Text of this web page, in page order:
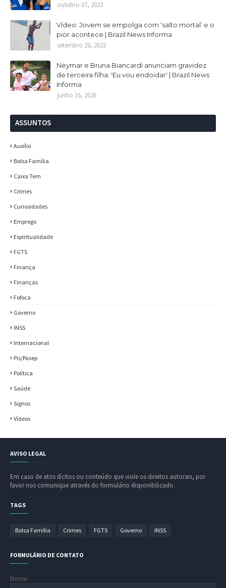
outubro 07, 2022
Vídeo: Jovem se empolga com ‘salto mortal’ e o
pior acontece | Brazil News Informa
setembro 28, 2022
Neymar e Bruna Biancardi anunciam gravidez
de terceira filha: 'Eu vou endoidar' | Brazil News
Informa
junho 16, 2026
ASSUNTOS
Auxílio
Bolsa Família
Caixa Tem
Crimes
Curiosidades
Emprego
Espiritualidade
FGTS
Finança
Finanças
Fofoca
Governo
INSS
Internacional
Pis/Pasep
Política
Saúde
Signos
Vídeos
AVISO LEGAL
Em caso de atos ilícitos ou conteúdo que viole os direitos autorais, por
favor nos comunique através do formulário disponibilizado.
TAGS
Bolsa Família Crimes FGTS Governo INSS
FORMULÁRIO DE CONTATO
Nome